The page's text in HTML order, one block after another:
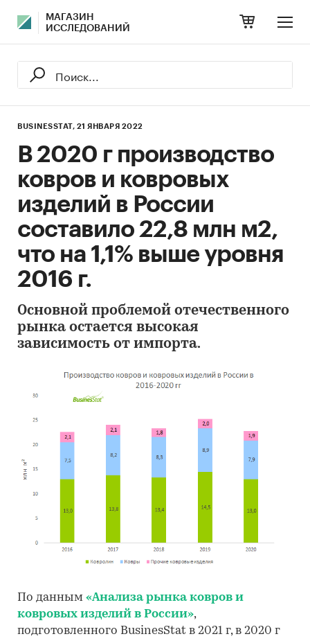
МАГАЗИН
ИССЛЕДОВАНИЙ
BUSINESSTAT, 21 ЯНВАРЯ 2022
В 2020 г производство
ковров и ковровых
изделий в России
составило 22,8 млн м2,
что на 1,1% выше уровня
2016 г.
Основной проблемой отечественного
рынка остается высокая
зависимость от импорта.
По данным «Анализа рынка ковров и
ковровых изделий в России»,
подготовленного BusinesStat в 2021 г, в 2020 г